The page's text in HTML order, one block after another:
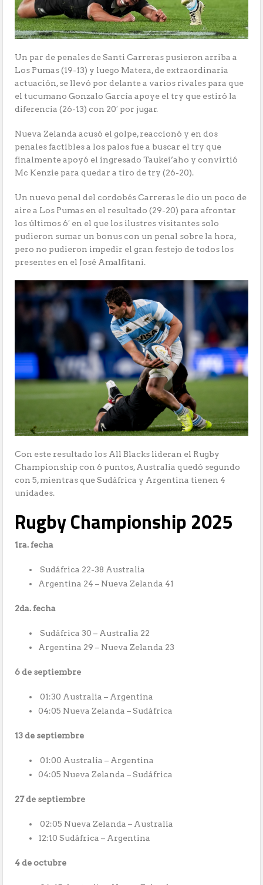
Un par de penales de Santi Carreras pusieron arriba a
Los Pumas (19-13) y luego Matera, de extraordinaria
actuación, se llevó por delante a varios rivales para que
el tucumano Gonzalo García apoye el try que estiró la
diferencia (26-13) con 20′ por jugar.
Nueva Zelanda acusó el golpe, reaccionó y en dos
penales factibles a los palos fue a buscar el try que
finalmente apoyó el ingresado Taukei’aho y convirtió
Mc Kenzie para quedar a tiro de try (26-20).
Un nuevo penal del cordobés Carreras le dio un poco de
aire a Los Pumas en el resultado (29-20) para afrontar
los últimos 6′ en el que los ilustres visitantes solo
pudieron sumar un bonus con un penal sobre la hora,
pero no pudieron impedir el gran festejo de todos los
presentes en el José Amalfitani.
Con este resultado los All Blacks lideran el Rugby
Championship con 6 puntos, Australia quedó segundo
con 5, mientras que Sudáfrica y Argentina tienen 4
unidades.
Rugby Championship 2025
1ra. fecha
Sudáfrica 22-38 Australia
Argentina 24 – Nueva Zelanda 41
2da. fecha
Sudáfrica 30 – Australia 22
Argentina 29 – Nueva Zelanda 23
6 de septiembre
01:30 Australia – Argentina
04:05 Nueva Zelanda – Sudáfrica
13 de septiembre
01:00 Australia – Argentina
04:05 Nueva Zelanda – Sudáfrica
27 de septiembre
02:05 Nueva Zelanda – Australia
12:10 Sudáfrica – Argentina
4 de octubre